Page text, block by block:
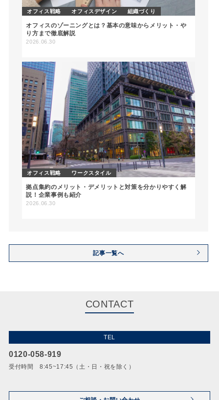
オフィス戦略 オフィスデザイン 組織づくり
オフィスのゾーニングとは？基本の意味からメリット・や
り方まで徹底解説
2026.06.30
オフィス戦略 ワークスタイル
拠点集約のメリット・デメリットと対策を分かりやすく解
説！企業事例も紹介
2026.06.30
記事一覧へ
CONTACT
TEL
0120-058-919
受付時間 8:45~17:45（土・日・祝を除く）